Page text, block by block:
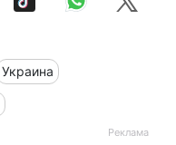
Украина